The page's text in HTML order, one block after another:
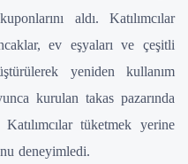
aldı. Katılımcılar
ev eşyaları ve çeşitli
yeniden kullanım
kurulan takas pazarında
tüketmek yerine
deneyimledi.